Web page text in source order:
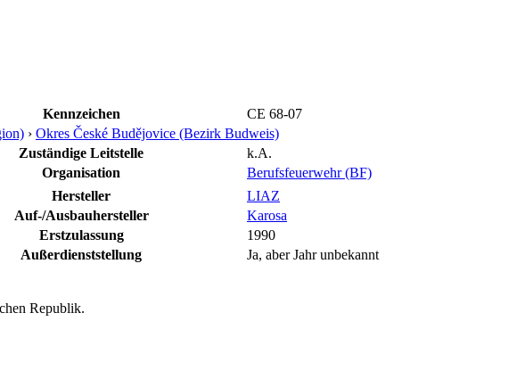
Kennzeichen
CE 68-07
› Okres České Budějovice (Bezirk Budweis)
Zuständige Leitstelle
k.A.
Organisation
Berufsfeuerwehr (BF)
Hersteller
LIAZ
Auf-/Ausbauhersteller
Karosa
Erstzulassung
1990
Außerdienststellung Ja, aber Jahr unbekannt
Republik.